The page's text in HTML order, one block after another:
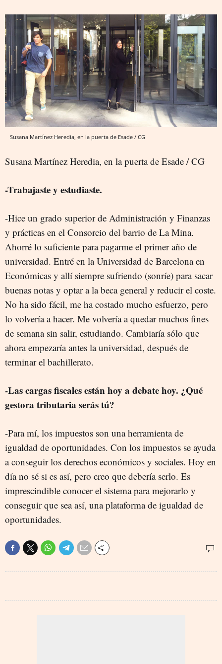
Susana Martínez Heredia, en la puerta de Esade / CG
Susana Martínez Heredia, en la puerta de Esade / CG
-Trabajaste y estudiaste.
-Hice un grado superior de Administración y Finanzas
y prácticas en el Consorcio del barrio de La Mina.
Ahorré lo suficiente para pagarme el primer año de
universidad. Entré en la Universidad de Barcelona en
Económicas y allí siempre sufriendo (sonríe) para sacar
buenas notas y optar a la beca general y reducir el coste.
No ha sido fácil, me ha costado mucho esfuerzo, pero
lo volvería a hacer. Me volvería a quedar muchos fines
de semana sin salir, estudiando. Cambiaría sólo que
ahora empezaría antes la universidad, después de
terminar el bachillerato.
-Las cargas fiscales están hoy a debate hoy. ¿Qué
gestora tributaria serás tú?
-Para mí, los impuestos son una herramienta de
igualdad de oportunidades. Con los impuestos se ayuda
a conseguir los derechos económicos y sociales. Hoy en
día no sé si es así, pero creo que debería serlo. Es
imprescindible conocer el sistema para mejorarlo y
conseguir que sea así, una plataforma de igualdad de
oportunidades.